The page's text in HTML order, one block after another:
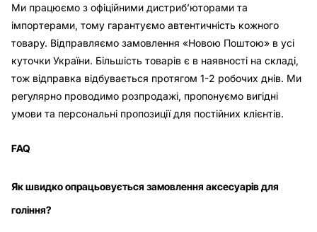
Ми працюємо з офіційними дистриб’юторами та
імпортерами, тому гарантуємо автентичність кожного
товару. Відправляємо замовлення «Новою Поштою» в усі
куточки України. Більшість товарів є в наявності на складі,
тож відправка відбувається протягом 1-2 робочих днів. Ми
регулярно проводимо розпродажі, пропонуємо вигідні
умови та персональні пропозиції для постійних клієнтів.
FAQ
Як швидко опрацьовується замовлення аксесуарів для
гоління?